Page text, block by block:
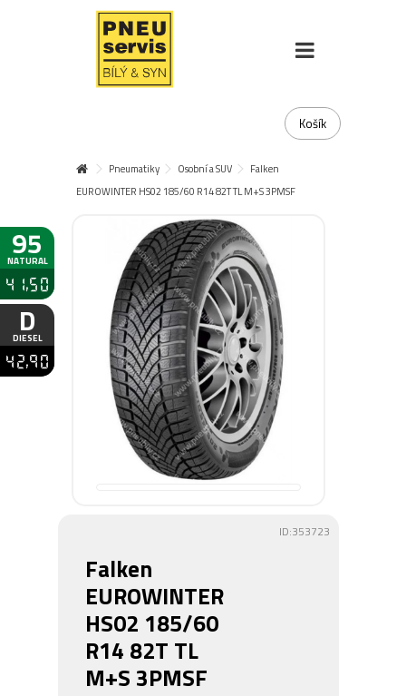
95
NATURAL
41,50
D
DIESEL
42,90
Košík
Pneumatiky Osobní a SUV
Falken
EUROWINTER HS02 185/60 R14 82T TL M+S 3PMSF
ID:353723
Falken
EUROWINTER
HS02 185/60
R14 82T TL
M+S 3PMSF